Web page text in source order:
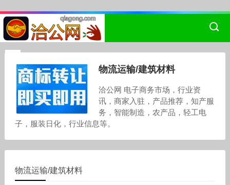
物流运输/建筑材料
洽公网 电子商务市场，行业资
讯，商家入驻，产品推荐，知产服
务，智能制造，农产品，轻工电
子，服装日化，行业信息等。
物流运输/建筑材料